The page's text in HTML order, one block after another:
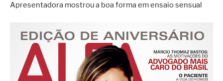
Sarados
Brasil
Entrevistas
Antes
Apresentadora mostrou a boa forma em ensaio sensual